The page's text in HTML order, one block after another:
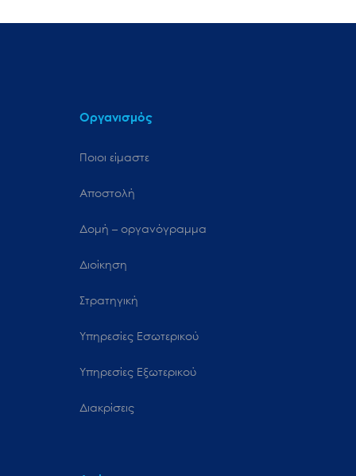
Οργανισμός
Ποιοι είμαστε
Αποστολή
Δομή – οργανόγραμμα
Διοίκηση
Στρατηγική
Υπηρεσίες Εσωτερικού
Υπηρεσίες Εξωτερικού
Διακρίσεις